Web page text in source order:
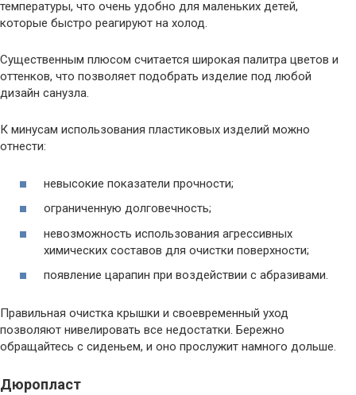
температуры, что очень удобно для маленьких детей,
которые быстро реагируют на холод.
Существенным плюсом считается широкая палитра цветов и
оттенков, что позволяет подобрать изделие под любой
дизайн санузла.
К минусам использования пластиковых изделий можно
отнести:
невысокие показатели прочности;
ограниченную долговечность;
невозможность использования агрессивных
химических составов для очистки поверхности;
появление царапин при воздействии с абразивами.
Правильная очистка крышки и своевременный уход
позволяют нивелировать все недостатки. Бережно
обращайтесь с сиденьем, и оно прослужит намного дольше.
Дюропласт